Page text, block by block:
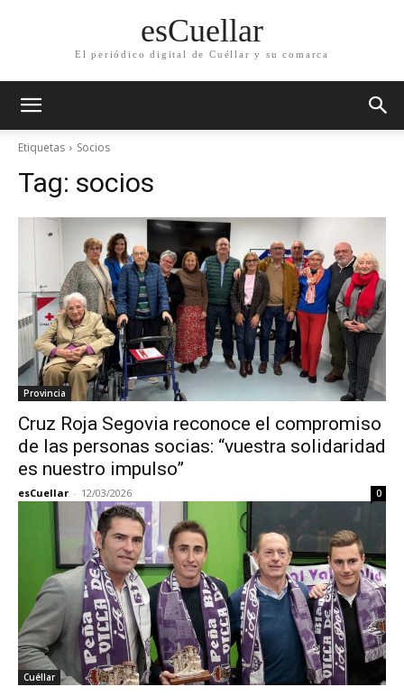
esCuellar
El periódico digital de Cuéllar y su comarca
Etiquetas Socios
Tag: socios
Provincia
Cruz Roja Segovia reconoce el compromiso
de las personas socias: “vuestra solidaridad
es nuestro impulso”
esCuellar - 12/03/2026 0
Cuéllar